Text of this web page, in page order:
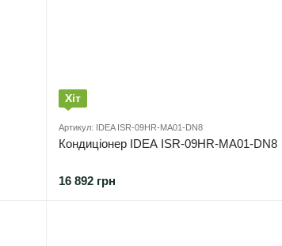
Хіт
Артикул: IDEA ISR-09HR-MA01-DN8
Кондиціонер IDEA ISR-09HR-MA01-DN8
16 892 грн